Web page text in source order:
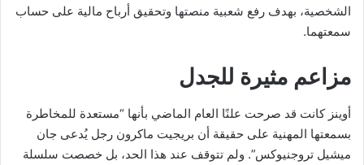
الشخصية، بهدف رفع شعبية منصتها وتحقيق أرباح مالية على حساب
سمعتهما.
مزاعم مثيرة للجدل
أوينز كانت قد صرحت علنًا العام الماضي بأنها “مستعدة للمخاطرة
بسمعتها المهنية على حقيقة أن بريجيت ماكرون رجل يُدعى جان
ميشيل تروجنيوكس”. ولم تتوقف عند هذا الحد، بل خصصت سلسلة